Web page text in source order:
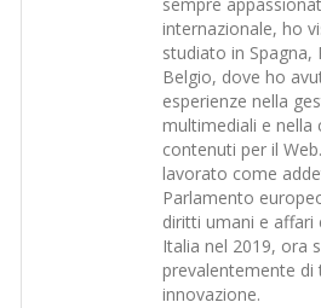
sempre
internazionale, ho
studiato in Spagna,
Belgio, dove ho
esperienze nella
multimediali e nella
contenuti per il
lavorato come
Parlamento
diritti umani e affari
Italia nel 2019, ora
prevalentemente di
innovazione.